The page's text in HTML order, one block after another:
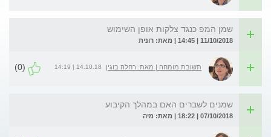
שמן המפ כנגד צלקות אופן השימוש
11/10/2018 | 14:45 | מאת: רונית
תשובת מומחה | מאת: רחלה בוגין 14.10.18 | 14:19
(0)
שמנים לשברים האם במהלך הקיבוע
07/10/2018 | 18:22 | מאת: מיה